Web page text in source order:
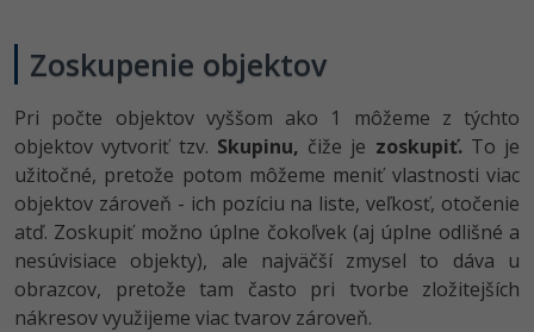
Zoskupenie objektov
Pri počte objektov vyššom ako 1 môžeme z týchto
objektov vytvoriť tzv. Skupinu, čiže je zoskupiť.To je
užitočné, pretože potom môžeme meniť vlastnosti viac
objektov zároveň - ich pozíciu na liste, veľkosť, otočenie
atď. Zoskupiť možno úplne čokoľvek (aj úplne odlišné a
nesúvisiace objekty), ale najväčší zmysel to dáva u
obrazcov, pretože tam často pri tvorbe zložitejších
nákresov využijeme viac tvarov zároveň.